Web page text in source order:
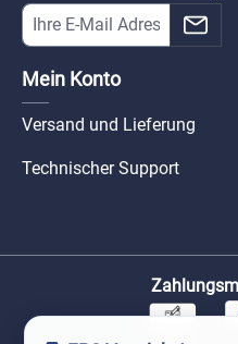
Mein Konto
Versand und Lieferung
Technischer Support